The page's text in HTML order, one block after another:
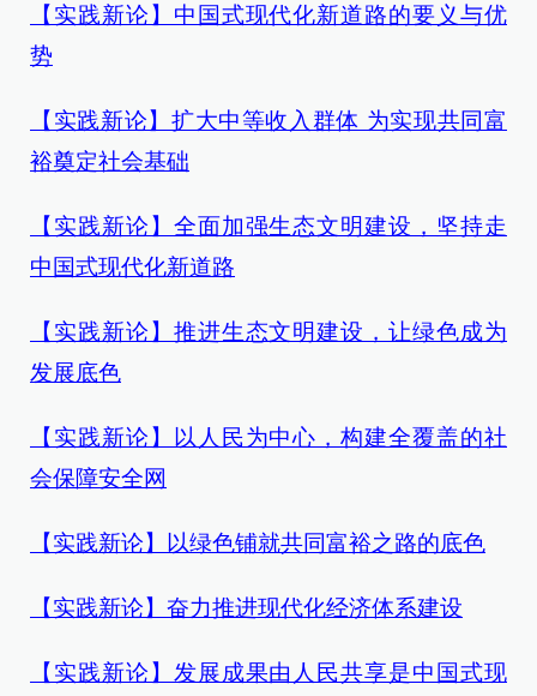
【实践新论】中国式现代化新道路的要义与优
势
【实践新论】扩大中等收入群体 为实现共同富
裕奠定社会基础
【实践新论】全面加强生态文明建设，坚持走
中国式现代化新道路
【实践新论】推进生态文明建设，让绿色成为
发展底色
【实践新论】以人民为中心，构建全覆盖的社
会保障安全网
【实践新论】以绿色铺就共同富裕之路的底色
【实践新论】奋力推进现代化经济体系建设
【实践新论】发展成果由人民共享是中国式现